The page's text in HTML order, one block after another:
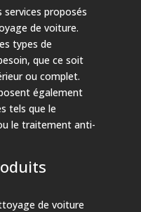
services proposés
de voiture.
types de
que ce soit
ou complet.
également
tels que le
le traitement anti-
de voiture